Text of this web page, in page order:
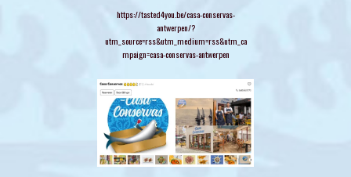
https://tasted4you.be/casa-conservas-
antwerpen/?
utm_source=rss&utm_medium=rss&utm_ca
mpaign=casa-conservas-antwerpen